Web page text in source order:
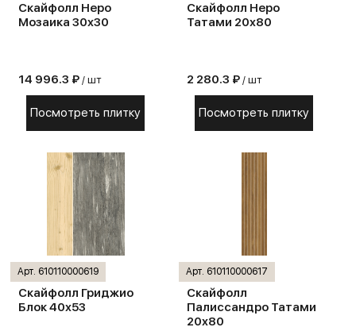
Скайфолл Неро
Мозаика 30х30
14 996.3 ₽ / шт
Посмотреть плитку
Скайфолл Неро
Татами 20х80
2 280.3 ₽ / шт
Посмотреть плитку
Арт. 610110000619
Скайфолл Гриджио
Блок 40х53
Арт. 610110000617
Скайфолл
Палиссандро Татами
20х80